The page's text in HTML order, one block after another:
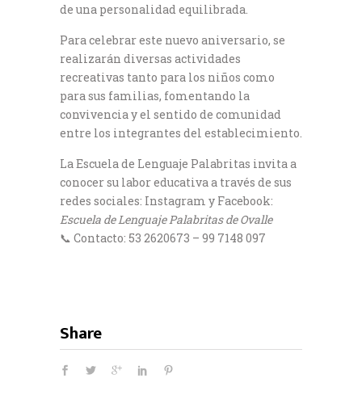
de una personalidad equilibrada.
Para celebrar este nuevo aniversario, se
realizarán diversas actividades
recreativas tanto para los niños como
para sus familias, fomentando la
convivencia y el sentido de comunidad
entre los integrantes del establecimiento.
La Escuela de Lenguaje Palabritas invita a
conocer su labor educativa a través de sus
redes sociales: Instagram y Facebook:
Escuela de Lenguaje Palabritas de Ovalle
📞 Contacto: 53 2620673 – 99 7148 097
Share